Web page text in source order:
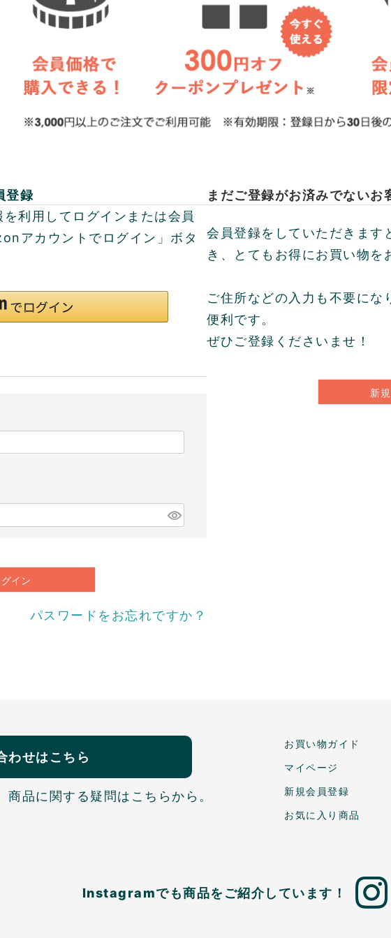
登録
利用してログインまたは会員
アカウントでログイン」ボタ
グイン
パスワードをお忘れですか？
まだご登録がお済みでないお
会員登録をしていただきます
き、とてもお得にお買い物を
ご住所などの入力も不要にな
便利です。
ぜひご登録くださいませ！
新
わせはこちら
商品に関する疑問はこちらから。
お買い物ガイド
マイページ
新規会員登録
お気に入り商品
Instagramでも商品を ご紹介しています！